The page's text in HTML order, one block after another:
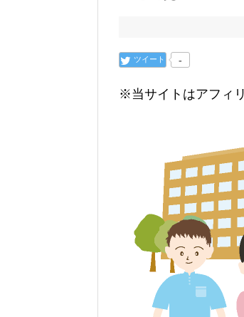
-
ツイート
※当サイトはアフィ